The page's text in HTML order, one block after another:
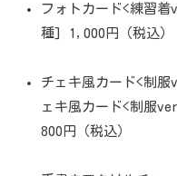
フォトカード<練習
種] 1,000円（税込）
チェキ風カード<制
ェキ風カード<制服
800円（税込）